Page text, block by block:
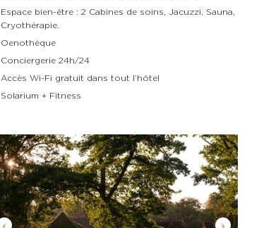
Espace bien-être : 2 Cabines de soins, Jacuzzi, Sauna,
Cryothérapie.
Oenothèque
Conciergerie 24h/24
Accès Wi-Fi gratuit dans tout l’hôtel
Solarium + Fitness